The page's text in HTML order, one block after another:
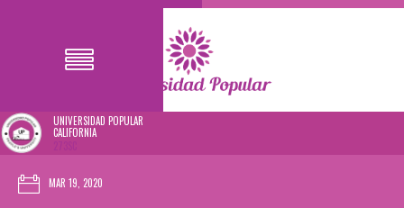
UNIVERSIDAD POPULAR
CALIFORNIA
MAR 19, 2020